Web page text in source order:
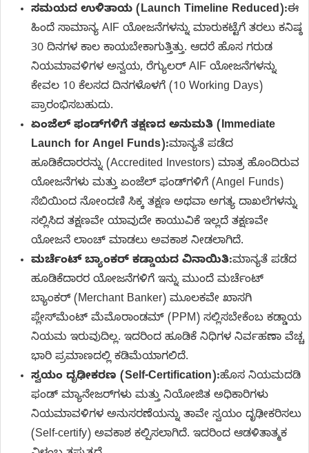
ಸಮಯದ ಉಳಿತಾಯ (Launch Timeline Reduced):ಈ
ಹಿಂದೆ ಸಾಮಾನ್ಯ AIF ಯೋಜನೆಗಳನ್ನು ಮಾರುಕಟ್ಟೆಗೆ ತರಲು ಕನಿಷ್ಠ
30 ದಿನಗಳ ಕಾಲ ಕಾಯಬೇಕಾಗುತ್ತಿತ್ತು. ಆದರೆ ಹೊಸ ಗರುಡ
ನಿಯಮಾವಳಿಗಳ ಅನ್ವಯ, ರೆಗ್ಯುಲರ್ AIF ಯೋಜನೆಗಳನ್ನು
ಕೇವಲ 10 ಕೆಲಸದ ದಿನಗಳೊಳಗೆ (10 Working Days)
ಪ್ರಾರಂಭಿಸಬಹುದು.
ಏಂಜೆಲ್ ಫಂಡ್‌ಗಳಿಗೆ ತಕ್ಷಣದ ಅನುಮತಿ (Immediate
Launch for Angel Funds):ಮಾನ್ಯತೆ ಪಡೆದ
ಹೂಡಿಕೆದಾರರನ್ನು (Accredited Investors) ಮಾತ್ರ ಹೊಂದಿರುವ
ಯೋಜನೆಗಳು ಮತ್ತು ಏಂಜೆಲ್ ಫಂಡ್‌ಗಳಿಗೆ (Angel Funds)
ಸೆಬಿಯಿಂದ ನೋಂದಣಿ ಸಿಕ್ಕ ತಕ್ಷಣ ಅಥವಾ ಅಗತ್ಯ ದಾಖಲೆಗಳನ್ನು
ಸಲ್ಲಿಸಿದ ತಕ್ಷಣವೇ ಯಾವುದೇ ಕಾಯುವಿಕೆ ಇಲ್ಲದೆ ತಕ್ಷಣವೇ
ಯೋಜನೆ ಲಾಂಚ್ ಮಾಡಲು ಅವಕಾಶ ನೀಡಲಾಗಿದೆ.
ಮರ್ಚೆಂಟ್ ಬ್ಯಾಂಕರ್ ಕಡ್ಡಾಯದ ವಿನಾಯಿತಿ:ಮಾನ್ಯತೆ ಪಡೆದ
ಹೂಡಿಕೆದಾರರ ಯೋಜನೆಗಳಿಗೆ ಇನ್ನು ಮುಂದೆ ಮರ್ಚೆಂಟ್
ಬ್ಯಾಂಕರ್ (Merchant Banker) ಮೂಲಕವೇ ಖಾಸಗಿ
ಪ್ಲೇಸ್‌ಮೆಂಟ್ ಮೆಮೊರಾಂಡಮ್ (PPM) ಸಲ್ಲಿಸಬೇಕೆಂಬ ಕಡ್ಡಾಯ
ನಿಯಮ ಇರುವುದಿಲ್ಲ. ಇದರಿಂದ ಹೂಡಿಕೆ ನಿಧಿಗಳ ನಿರ್ವಹಣಾ ವೆಚ್ಚ
ಭಾರಿ ಪ್ರಮಾಣದಲ್ಲಿ ಕಡಿಮೆಯಾಗಲಿದೆ.
ಸ್ವಯಂ ದೃಢೀಕರಣ (Self-Certification):ಹೊಸ ನಿಯಮದಡಿ
ಫಂಡ್ ಮ್ಯಾನೇಜರ್‌ಗಳು ಮತ್ತು ನಿಯೋಜಿತ ಅಧಿಕಾರಿಗಳು
ನಿಯಮಾವಳಿಗಳ ಅನುಸರಣೆಯನ್ನು ತಾವೇ ಸ್ವಯಂ ದೃಢೀಕರಿಸಲು
(Self-certify) ಅವಕಾಶ ಕಲ್ಪಿಸಲಾಗಿದೆ. ಇದರಿಂದ ಆಡಳಿತಾತ್ಮಕ